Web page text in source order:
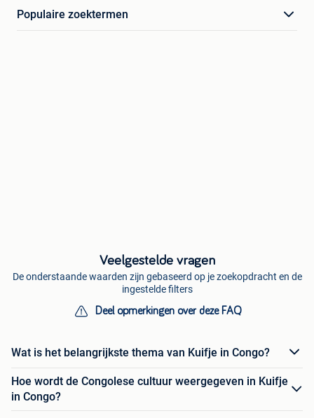
Populaire zoektermen
Veelgestelde vragen
De onderstaande waarden zijn gebaseerd op je zoekopdracht en de
ingestelde filters
Deel opmerkingen over deze FAQ
Wat is het belangrijkste thema van Kuifje in Congo?
Hoe wordt de Congolese cultuur weergegeven in Kuifje
in Congo?